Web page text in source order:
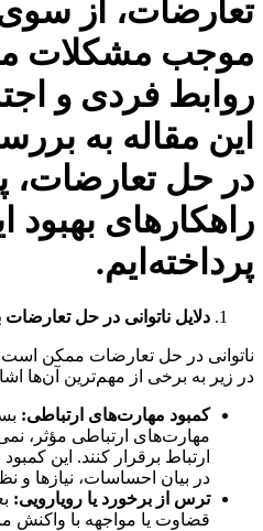
تعارضات، از سوی
موجب مشکلات
روابط فردی و
این مقاله به
در حل تعارضات،
راهکارهای بهبود
پرداخته‌ایم.
دلایل ناتوانی در حل تعارضات
ناتوانی در حل تعارضات ممکن
در زیر به برخی از مهم‌ترین آن‌ها
کمبود مهارت‌های ارتباطی:
مهارت‌های ارتباطی مؤثر،
ارتباط برقرار کنند. این
در بیان احساسات، نیازها و
ترس از برخورد یا رویارویی:
قضاوت یا مواجهه با واکنش